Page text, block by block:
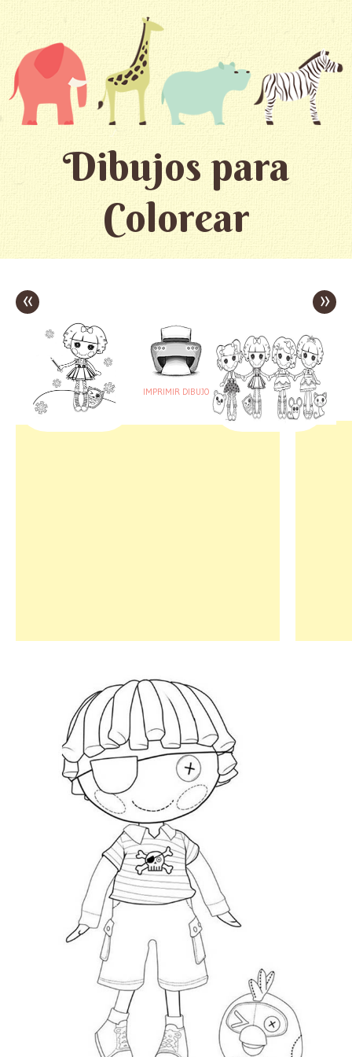
Dibujos para
Colorear
«
IMPRIMIR DIBUJO
»